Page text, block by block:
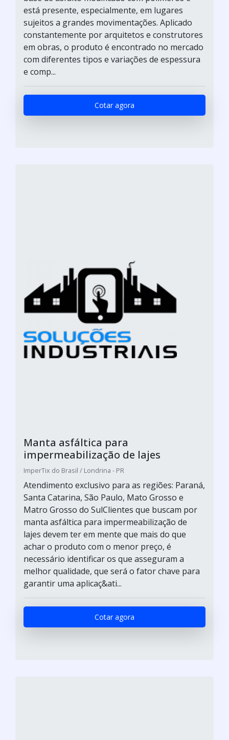
está presente, especialmente, em lugares
sujeitos a grandes movimentações. Aplicado
constantemente por arquitetos e construtores
em obras, o produto é encontrado no mercado
com diferentes tipos e variações de espessura
e comp...
Cotar agora
Manta asfáltica para
impermeabilização de lajes
ImperTix do Brasil / Londrina - PR
Atendimento exclusivo para as regiões: Paraná,
Santa Catarina, São Paulo, Mato Grosso e
Matro Grosso do SulClientes que buscam por
manta asfáltica para impermeabilização de
lajes devem ter em mente que mais do que
achar o produto com o menor preço, é
necessário identificar os que asseguram a
melhor qualidade, que será o fator chave para
garantir uma aplicaç&ati...
Cotar agora